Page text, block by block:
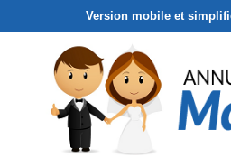
Version mobile et